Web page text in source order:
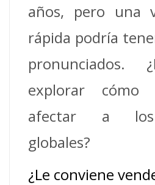
años, pero una
rápida podría
pronunciados.
explorar cómo
afectar a los
globales?
¿Le conviene